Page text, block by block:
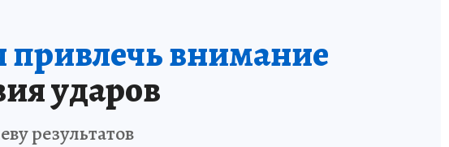
привлечь внимание
ударов
результатов